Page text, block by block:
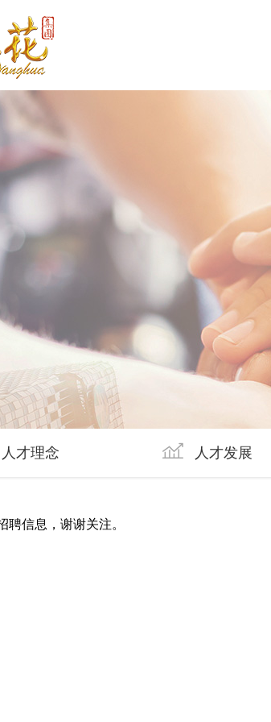
人才理念 人才发展
聘信息，谢谢关注。